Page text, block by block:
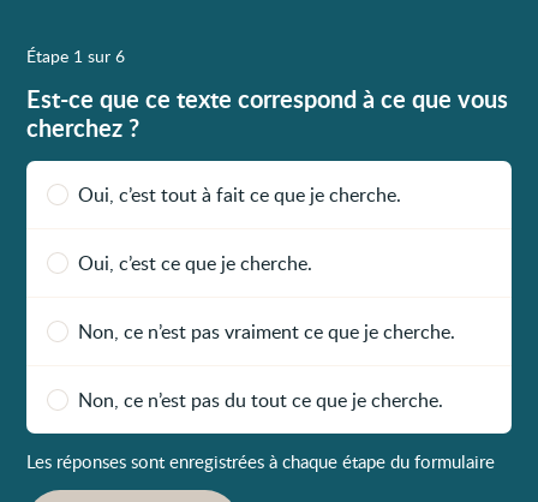
Étape 1 sur 6
Est-ce que ce texte correspond à ce que vous
cherchez ?
Oui, c’est tout à fait ce que je cherche.
Oui, c’est ce que je cherche.
Non, ce n’est pas vraiment ce que je cherche.
Non, ce n’est pas du tout ce que je cherche.
Les réponses sont enregistrées à chaque étape du formulaire